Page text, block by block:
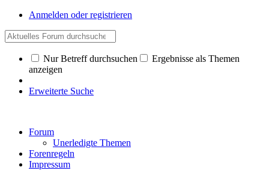
Anmelden oder registrieren
Nur Betreff durchsuchen
Ergebnisse als Themen
anzeigen
Erweiterte Suche
Forum
Unerledigte Themen
Forenregeln
Impressum